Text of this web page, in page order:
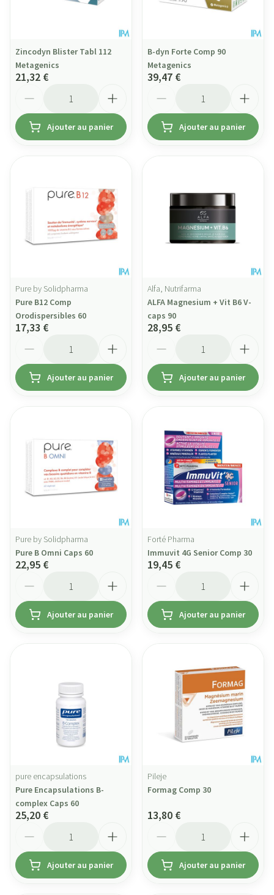
Zincodyn Blister Tabl 112
Metagenics
21,32 €
Ajouter au panier
B-dyn Forte Comp 90
Metagenics
39,47 €
Ajouter au panier
Pure by Solidpharma
Pure B12 Comp
Orodispersibles 60
17,33 €
Ajouter au panier
Alfa, Nutrifarma
ALFA Magnesium + Vit B6 V-
caps 90
28,95 €
Ajouter au panier
Pure by Solidpharma
Pure B Omni Caps 60
22,95 €
Ajouter au panier
Forté Pharma
Immuvit 4G Senior Comp 30
19,45 €
Ajouter au panier
pure encapsulations
Pure Encapsulations B-
complex Caps 60
25,20 €
Ajouter au panier
Pileje
Formag Comp 30
13,80 €
Ajouter au panier